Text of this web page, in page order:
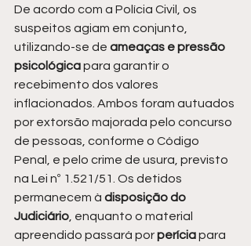
De acordo com a Polícia Civil, os
suspeitos agiam em conjunto,
utilizando-se de ameaças e pressão
psicológica para garantir o
recebimento dos valores
inflacionados. Ambos foram autuados
por extorsão majorada pelo concurso
de pessoas, conforme o Código
Penal, e pelo crime de usura, previsto
na Lei nº 1.521/51. Os detidos
permanecem à disposição do
Judiciário , enquanto o material
apreendido passará por perícia para